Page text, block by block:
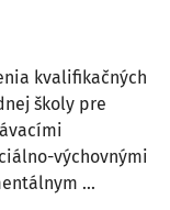
kvalifikačných
školy pre
výchovnými
...